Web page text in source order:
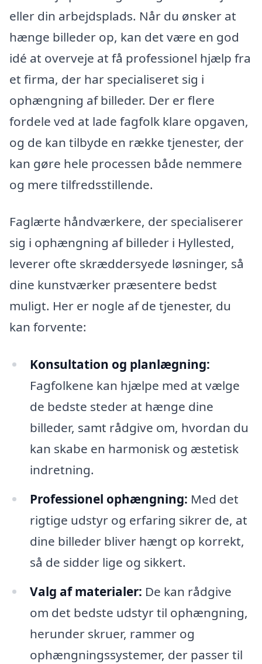
eller din arbejdsplads. Når du ønsker at
hænge billeder op, kan det være en god
idé at overveje at få professionel hjælp fra
et firma, der har specialiseret sig i
ophængning af billeder. Der er flere
fordele ved at lade fagfolk klare opgaven,
og de kan tilbyde en række tjenester, der
kan gøre hele processen både nemmere
og mere tilfredsstillende.
Faglærte håndværkere, der specialiserer
sig i ophængning af billeder i Hyllested,
leverer ofte skræddersyede løsninger, så
dine kunstværker præsentere bedst
muligt. Her er nogle af de tjenester, du
kan forvente:
Konsultation og planlægning:
Fagfolkene kan hjælpe med at vælge
de bedste steder at hænge dine
billeder, samt rådgive om, hvordan du
kan skabe en harmonisk og æstetisk
indretning.
Professionel ophængning: Med det
rigtige udstyr og erfaring sikrer de, at
dine billeder bliver hængt op korrekt,
så de sidder lige og sikkert.
Valg af materialer: De kan rådgive
om det bedste udstyr til ophængning,
herunder skruer, rammer og
ophængningssystemer, der passer til